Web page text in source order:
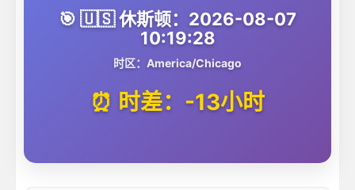
🎯 🇺🇸 休斯顿：2026-08-07
10:19:28
时区：America/Chicago
⏰ 时差：-13小时